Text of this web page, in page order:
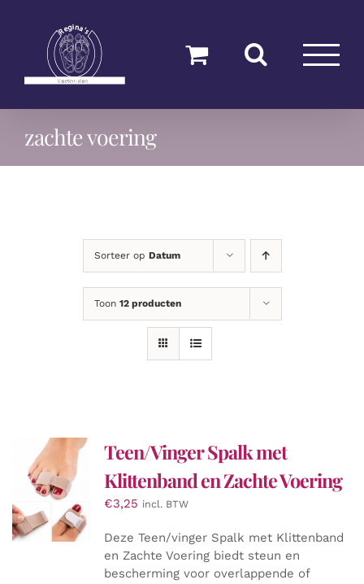
zachte voering
Sorteer op Datum
Toon 12 producten
Teen/Vinger Spalk met
Klittenband en Zachte Voering
€3,25 incl. BTW
Deze Teen/vinger Spalk met Klittenband
en Zachte Voering biedt steun en
bescherming voor overlappende of